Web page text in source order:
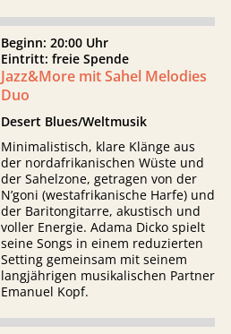
Beginn: 20:00 Uhr
Eintritt: freie Spende
Jazz&More mit Sahel Melodies
Duo
Desert Blues/Weltmusik
Minimalistisch, klare Klänge aus
der nordafrikanischen Wüste und
der Sahelzone, getragen von der
N’goni (westafrikanische Harfe) und
der Baritongitarre, akustisch und
voller Energie. Adama Dicko spielt
seine Songs in einem reduzierten
Setting gemeinsam mit seinem
langjährigen musikalischen Partner
Emanuel Kopf.